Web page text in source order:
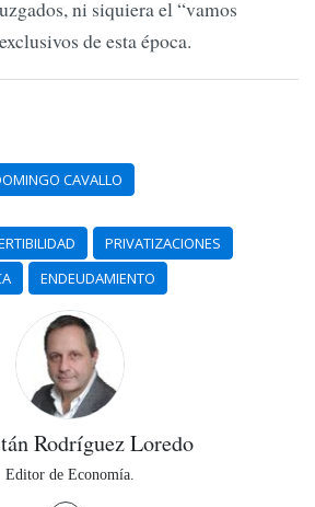
ni siquiera el “vamos
de esta época.
CAVALLO
PRIVATIZACIONES
ENDEUDAMIENTO
Rodríguez Loredo
Editor de Economía.